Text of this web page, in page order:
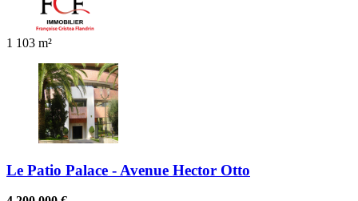
1 103 m²
Le Patio Palace - Avenue Hector Otto